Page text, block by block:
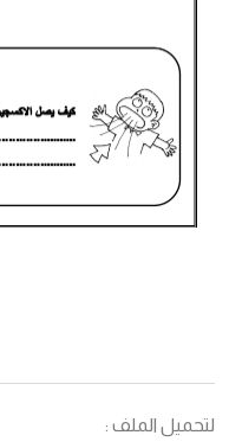
لتحميل الملف :